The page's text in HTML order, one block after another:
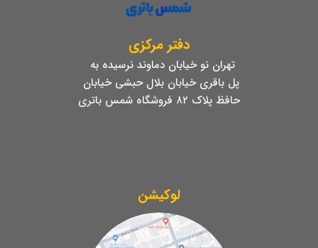
دفتر مرکزی
تهران نو خیابان دماوند نرسیده به
پل باقری خیابان بلال حبشی خیابان
حافظ پلاک ۸۲ فروشگاه شمس باتری
لوکیشن